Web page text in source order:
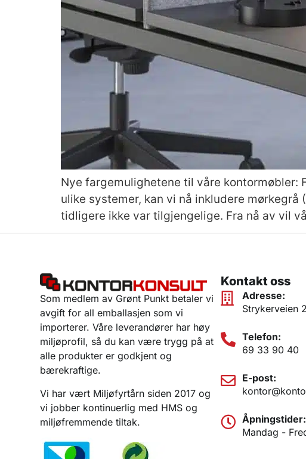
Nye fargemulighetene til våre
ulike systemer, kan vi nå inkludere
tidligere ikke var tilgjengelige. Fra nå av vil
Som medlem av Grønt Punkt betaler vi
avgift for all emballasjen som vi
importerer. Våre leverandører har høy
miljøprofil, så du kan være trygg på at
alle produkter er godkjent og
bærekraftige.
Vi har vært Miljøfyrtårn siden 2017 og
vi jobber kontinuerlig med HMS og
miljøfremmende tiltak.
Kontakt oss
Adresse:
Strykerveien
Telefon:
69 33 90 40
E-post:
Åpningstider:
Mandag -